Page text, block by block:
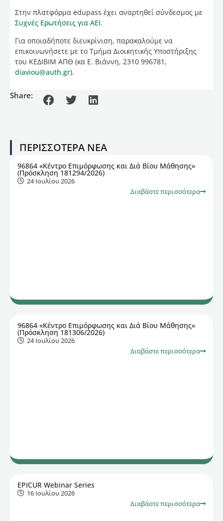
Στην πλατφόρμα edupass έχει αναρτηθεί σύνδεσμος με
Συχνές Ερωτήσεις για ΑΕΙ.
Για οποιαδήποτε διευκρίνιση, παρακαλούμε να
επικοινωνήσετε με το Τμήμα Διοικητικής Υποστήριξης
του ΚΕΔΙΒΙΜ ΑΠΘ (κα Ε. Βιάννη, 2310 996781,
diaviou@auth.gr).
Share:
ΠΕΡΙΣΣΟΤΕΡΑ ΝΕΑ
96864 «Κέντρο Επιμόρφωσης και Διά Βίου Μάθησης»
(Πρόσκληση 181294/2026)
24 Ιουλίου 2026
Διαβάστε περισσότερα
96864 «Κέντρο Επιμόρφωσης και Διά Βίου Μάθησης»
(Πρόσκληση 181306/2026)
24 Ιουλίου 2026
Διαβάστε περισσότερα
EPICUR Webinar Series
16 Ιουλίου 2026
Διαβάστε περισσότερα